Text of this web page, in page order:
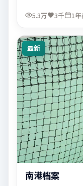
5.3万 3千 1
最新
南港档案